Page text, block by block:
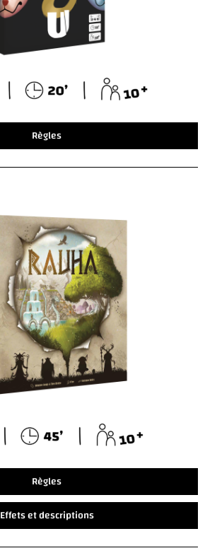
Règles
Règles
Effets et descriptions